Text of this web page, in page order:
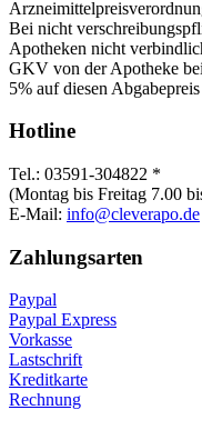
Bei nicht
Apotheken nicht
GKV von der Apotheke
5% auf diesen
Hotline
Tel.: 03591-304822 *
(Montag bis Freitag 7.00
E-Mail: info@cleverapo.de
Zahlungsarten
Paypal
Paypal Express
Vorkasse
Lastschrift
Kreditkarte
Rechnung